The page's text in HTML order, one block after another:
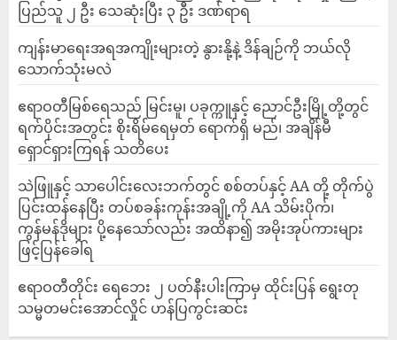
ပြည်သူ ၂ ဦး သေဆုံးပြီး ၃ ဦး ဒဏ်ရာရ
ကျန်းမာရေးအရအကျိုးများတဲ့ နွားနို့နဲ့ ဒိန်ချဉ်ကို ဘယ်လို
သောက်သုံးမလဲ
ဧရာဝတီမြစ်ရေသည် မြင်းမူ၊ ပခုက္ကူနှင့် ညောင်ဦးမြို့တို့တွင်
ရက်ပိုင်းအတွင်း စိုးရိမ်ရေမှတ် ရောက်ရှိ မည်၊ အချိန်မီ
ရှောင်ရှားကြရန် သတိပေး
သဲဖြူနှင့် သာပေါင်းလေးဘက်တွင် စစ်တပ်နှင့် AA တို့ တိုက်ပွဲ
ပြင်းထန်‌နေပြီး တပ်စခန်းကုန်းအချို့ကို AA သိမ်းပိုက်၊
ကွန်မန်ဒိုများ ပို့နေသော်လည်း အထိနာ၍ အမိုးအုပ်ကားများ
ဖြင့်ပြန်ခေါ်ရ
ဧရာဝတီတိုင်း ရေဘေး ၂ ပတ်နီးပါးကြာမှ ထိုင်းပြန် ရွေးတု
သမ္မတမင်းအောင်လှိုင် ဟန်ပြကွင်းဆင်း